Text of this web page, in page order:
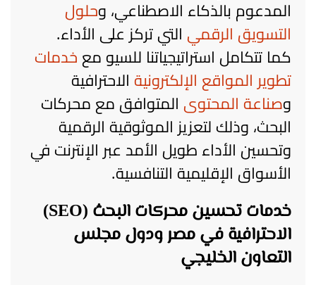
المدعوم بالذكاء الاصطناعي، وحلول
التسويق الرقمي التي تركز على الأداء.
كما تتكامل استراتيجياتنا للسيو مع خدمات
تطوير المواقع الإلكترونية الاحترافية
وصناعة المحتوى المتوافق مع محركات
البحث، وذلك لتعزيز الموثوقية الرقمية
وتحسين الأداء طويل الأمد عبر الإنترنت في
الأسواق الإقليمية التنافسية.
خدمات تحسين محركات البحث (SEO)
الاحترافية في مصر ودول مجلس
التعاون الخليجي